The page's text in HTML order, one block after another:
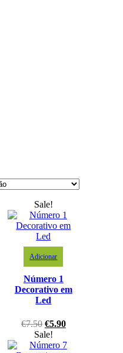
Sale!
Adicionar
Número 1
Decorativo em
Led
€7.50 €5.90
Sale!